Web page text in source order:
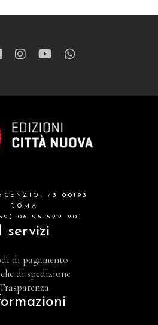
43 00193
ROMA
06 96 522 201
I servizi
di pagamento
di spedizione